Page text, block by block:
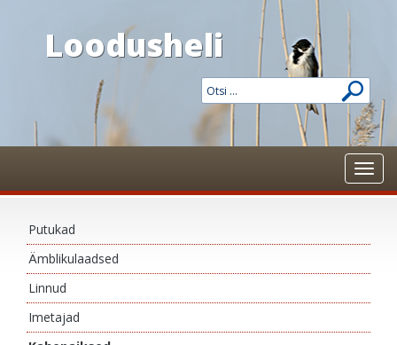
Loodusheli
Putukad
Ämblikulaadsed
Linnud
Imetajad